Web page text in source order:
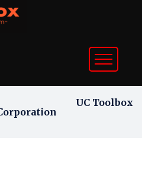
UC Toolbox